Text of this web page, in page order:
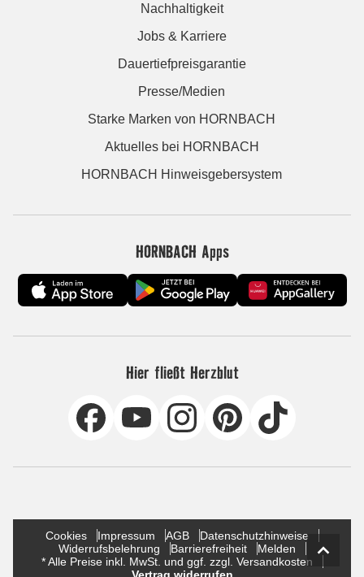
Nachhaltigkeit
Jobs & Karriere
Dauertiefpreisgarantie
Presse/Medien
Starke Marken von HORNBACH
Aktuelles bei HORNBACH
HORNBACH Hinweisgebersystem
HORNBACH Apps
Hier fließt Herzblut
Cookies Impressum AGB
Datenschutzhinweise
Widerrufsbelehrung
Barrierefreiheit
Melden
* Alle Preise inkl. MwSt. und ggf. zzgl. Versandkosten